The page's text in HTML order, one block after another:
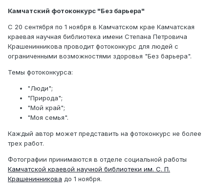
Камчатский фотоконкурс "Без барьера"
С 20 сентября по 1 ноября в Камчатском крае Камчатская
краевая научная библиотека имени Степана Петровича
Крашенинникова проводит фотоконкурс для людей с
ограниченными возможностями здоровья "Без барьера".
Темы фотоконкурса:
"Люди";
"Природа";
"Мой край";
"Моя семья".
Каждый автор может представить на фотоконкурс не более
трех работ.
Фотографии принимаются в отделе социальной работы
Камчатской краевой научной библиотеки им. С. П.
Крашенинникова до 1 ноября.